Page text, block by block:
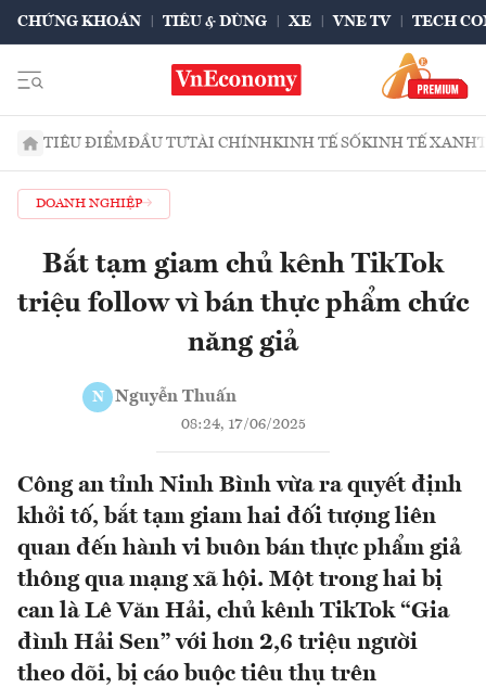
CHỨNG KHOÁN TIÊU & DÙNG XE VNE TV TECH
TIÊU ĐIỂMĐẦU TƯTÀI CHÍNHKINH TẾ SỐKINH TẾ XANH
DOANH NGHIỆP
Bắt tạm giam chủ kênh TikTok
triệu follow vì bán thực phẩm chức
năng giả
N Nguyễn Thuấn
08:24, 17/06/2025
Công an tỉnh Ninh Bình vừa ra quyết định
khởi tố, bắt tạm giam hai đối tượng liên
quan đến hành vi buôn bán thực phẩm giả
thông qua mạng xã hội. Một trong hai bị
can là Lê Văn Hải, chủ kênh TikTok “Gia
đình Hải Sen” với hơn 2,6 triệu người
theo dõi, bị cáo buộc tiêu thụ trên